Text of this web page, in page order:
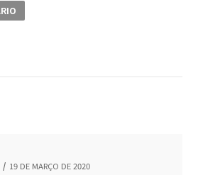
19 DE MARÇO DE 2020